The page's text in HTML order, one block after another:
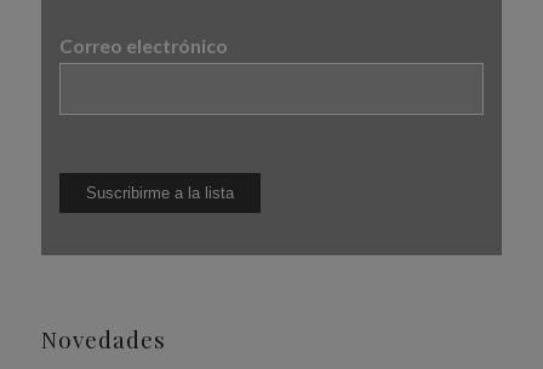
Correo electrónico
Novedades